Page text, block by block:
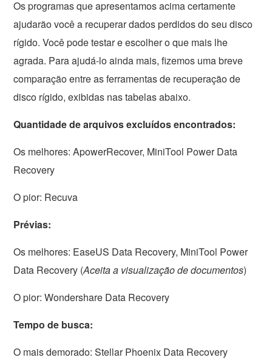
Os programas que apresentamos acima certamente
ajudarão você a recuperar dados perdidos do seu disco
rígido. Você pode testar e escolher o que mais lhe
agrada. Para ajudá-lo ainda mais, fizemos uma breve
comparação entre as ferramentas de recuperação de
disco rígido, exibidas nas tabelas abaixo.
Quantidade de arquivos excluídos encontrados:
Os melhores: ApowerRecover, MiniTool Power Data
Recovery
O pior: Recuva
Prévias:
Os melhores: EaseUS Data Recovery, MiniTool Power
Data Recovery (Aceita a visualização de documentos)
O pior: Wondershare Data Recovery
Tempo de busca:
O mais demorado: Stellar Phoenix Data Recovery